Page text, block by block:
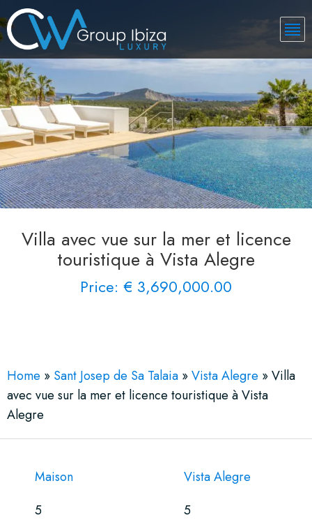
Villa avec vue sur la mer et licence
touristique à Vista Alegre
Price: € 3,690,000.00
Home » Sant Josep de Sa Talaia »Vista Alegre »Villa
avec vue sur la mer et licence touristique à Vista
Alegre
Maison
Vista Alegre
5
5